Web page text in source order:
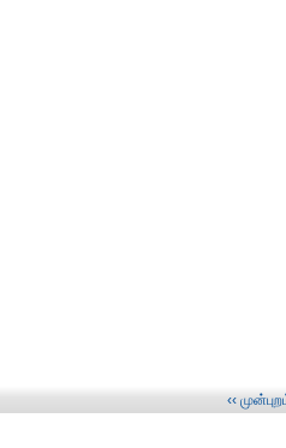
‹‹